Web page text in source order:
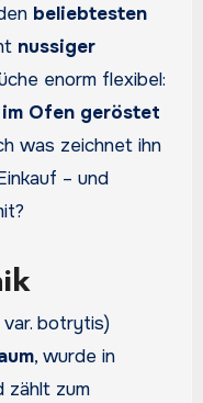
beliebtesten
nussiger
enorm flexibel:
im Ofen geröstet
was zeichnet ihn
– und
var. botrytis)
, wurde in
zählt zum